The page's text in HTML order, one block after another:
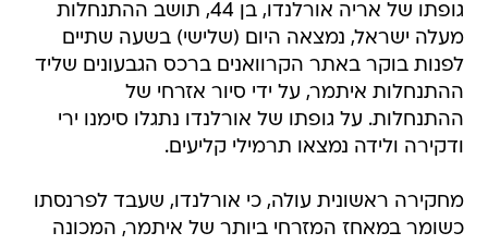
גופתו של אריה אורלנדו, בן 44, תושב ההתנחלות
מעלה ישראל, נמצאה היום (שלישי) בשעה שתיים
לפנות בוקר באתר הקרוואנים ברכס הגבעונים שליד
ההתנחלות איתמר, על ידי סיור אזרחי של
ההתנחלות. על גופתו של אורלנדו נתגלו סימנו ירי
ודקירה ולידה נמצאו תרמילי קליעים.
מחקירה ראשונית עולה, כי אורלנדו, שעבד לפרנסתו
כשומר במאחז המזרחי ביותר של איתמר, המכונה